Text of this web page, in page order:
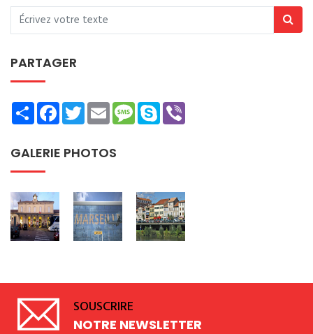
PARTAGER
ShareFacebookTwitterEmailMessage
Skype
GALERIE PHOTOS
SOUSCRIRE
NOTRE NEWSLETTER